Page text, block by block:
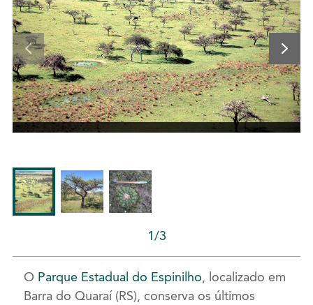
1/3
O Parque Estadual do Espinilho, localizado em
Barra do Quaraí (RS), conserva os últimos